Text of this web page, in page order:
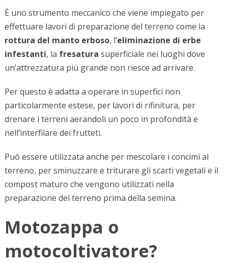
È uno strumento meccanico che viene impiegato per
effettuare lavori di preparazione del terreno come la
rottura del manto erboso, l’eliminazione di erbe
infestanti, la fresatura superficiale nei luoghi dove
un’attrezzatura più grande non riesce ad arrivare.
Per questo è adatta a operare in superfici non
particolarmente estese, per lavori di rifinitura, per
drenare i terreni aerandoli un poco in profondità e
nell’interfilare dei frutteti.
Può essere utilizzata anche per mescolare i concimi al
terreno, per sminuzzare e triturare gli scarti vegetali e il
compost maturo che vengono utilizzati nella
preparazione del terreno prima della semina.
Motozappa o
motocoltivatore?